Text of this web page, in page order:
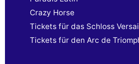
Crazy Horse
Tickets für das Schloss
Tickets für den Arc de